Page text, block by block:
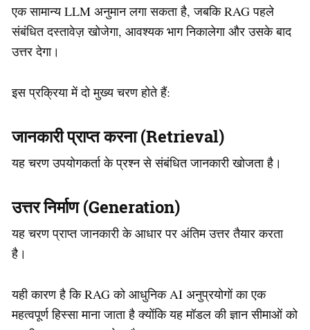
एक सामान्य LLM अनुमान लगा सकता है, जबकि RAG पहले
संबंधित दस्तावेज़ खोजेगा, आवश्यक भाग निकालेगा और उसके बाद
उत्तर देगा।
इस प्रक्रिया में दो मुख्य चरण होते हैं:
जानकारी प्राप्त करना (Retrieval)
यह चरण उपयोगकर्ता के प्रश्न से संबंधित जानकारी खोजता है।
उत्तर निर्माण (Generation)
यह चरण प्राप्त जानकारी के आधार पर अंतिम उत्तर तैयार करता
है।
यही कारण है कि RAG को आधुनिक AI अनुप्रयोगों का एक
महत्वपूर्ण हिस्सा माना जाता है क्योंकि यह मॉडल की ज्ञान सीमाओं को